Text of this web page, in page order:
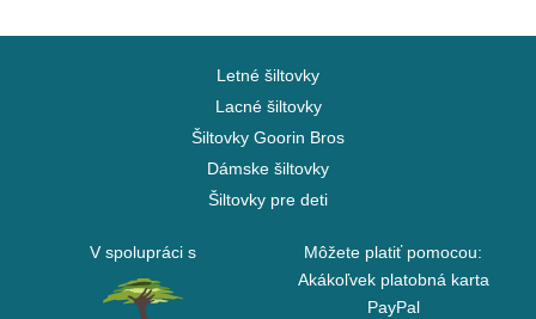
Letné šiltovky
Lacné šiltovky
Šiltovky Goorin Bros
Dámske šiltovky
Šiltovky pre deti
V spolupráci s
Môžete platiť pomocou:
Akákoľvek platobná karta
PayPal